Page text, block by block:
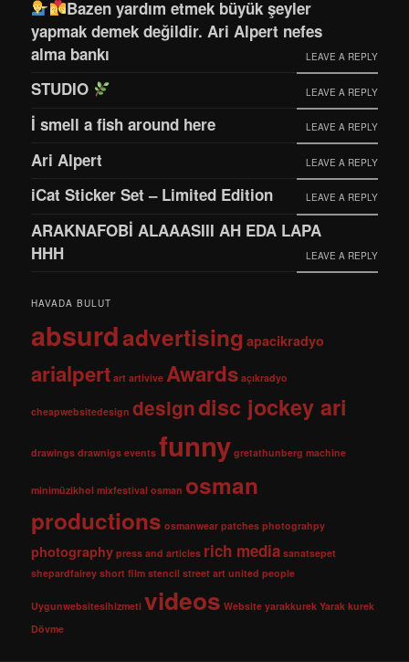
Bazen yardım etmek büyük şeyler
yapmak demek değildir. Ari Alpert nefes
alma bankı
LEAVE A REPLY
STUDIO LEAVE A REPLY
İ smell a fish around here LEAVE A REPLY
Ari Alpert LEAVE A REPLY
iCat Sticker Set – Limited Edition LEAVE A REPLY
ARAKNAFOBİ ALAAASIII AH EDA LAPA
HHH
LEAVE A REPLY
HAVADA BULUT
absurdadvertising apacikradyo
arialpert art artivive Awards açıkradyo
cheapwebsitedesign designdisc jockey ari
drawings drawnigs events funny gretathunberg machine
minimüzikhol mixfestival osman osman
productions osmanwear patches photograhpy
photography press and articles rich media sanatsepet
shepardfairey short film stencil street art united people
Uygunwebsitesihizmeti videos Website yarakkurek Yarak kurek
Dövme